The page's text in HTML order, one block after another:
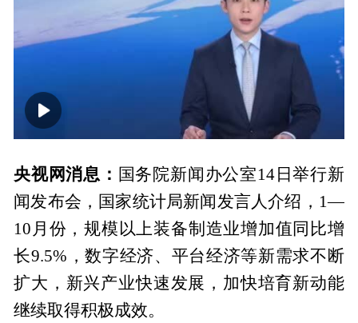
00:00 01:12
央视网消息： 国务院新闻办公室14日举行新
闻发布会，国家统计局新闻发言人介绍，1—
10月份，规模以上装备制造业增加值同比增
长9.5%，数字经济、平台经济等新需求不断
扩大，新兴产业快速发展，加快培育新动能
继续取得积极成效。